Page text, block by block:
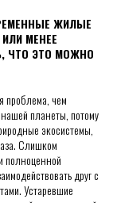
ЖИЛЫЕ
МЕНЕЕ
ЧТО ЭТО МОЖНО
проблема, чем
планеты, потому
экосистемы,
Слишком
полноценной
друг с
Устаревшие